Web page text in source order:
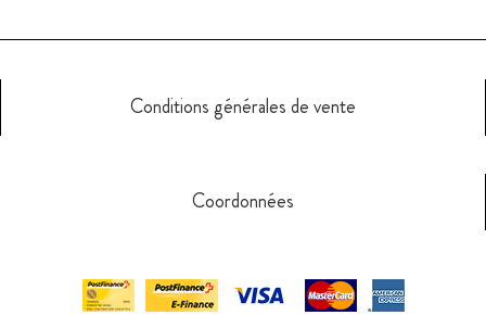
Conditions générales de vente
Coordonnées